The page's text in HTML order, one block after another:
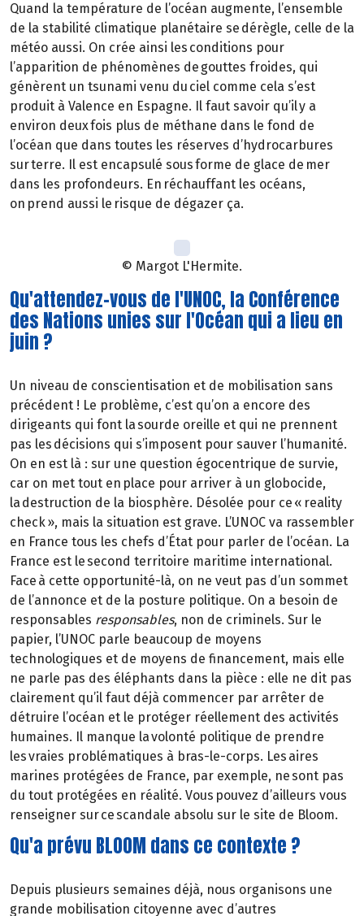
Quand la température de l’océan augmente, l’ensemble
de la stabilité climatique planétaire se dérègle, celle de la
météo aussi. On crée ainsi les conditions pour
l’apparition de phénomènes de gouttes froides, qui
génèrent un tsunami venu du ciel comme cela s’est
produit à Valence en Espagne. Il faut savoir qu’il y a
environ deux fois plus de méthane dans le fond de
l’océan que dans toutes les réserves d’hydrocarbures
sur terre. Il est encapsulé sous forme de glace de mer
dans les profondeurs. En réchauffant les océans,
on prend aussi le risque de dégazer ça.
© Margot L'Hermite.
Qu'attendez-vous de l'UNOC, la Conférence
des Nations unies sur l'Océan qui a lieu en
juin ?
Un niveau de conscientisation et de mobilisation sans
précédent ! Le problème, c’est qu’on a encore des
dirigeants qui font la sourde oreille et qui ne prennent
pas les décisions qui s’imposent pour sauver l’humanité.
On en est là : sur une question égocentrique de survie,
car on met tout en place pour arriver à un globocide,
la destruction de la biosphère. Désolée pour ce « reality
check », mais la situation est grave. L’UNOC va rassembler
en France tous les chefs d’État pour parler de l’océan. La
France est le second territoire maritime international.
Face à cette opportunité-là, on ne veut pas d’un sommet
de l’annonce et de la posture politique. On a besoin de
responsables responsables, non de criminels. Sur le
papier, l’UNOC parle beaucoup de moyens
technologiques et de moyens de financement, mais elle
ne parle pas des éléphants dans la pièce : elle ne dit pas
clairement qu’il faut déjà commencer par arrêter de
détruire l’océan et le protéger réellement des activités
humaines. Il manque la volonté politique de prendre
les vraies problématiques à bras-le-corps. Les aires
marines protégées de France, par exemple, ne sont pas
du tout protégées en réalité. Vous pouvez d’ailleurs vous
renseigner sur ce scandale absolu sur le site de Bloom.
Qu'a prévu BLOOM dans ce contexte ?
Depuis plusieurs semaines déjà, nous organisons une
grande mobilisation citoyenne avec d’autres